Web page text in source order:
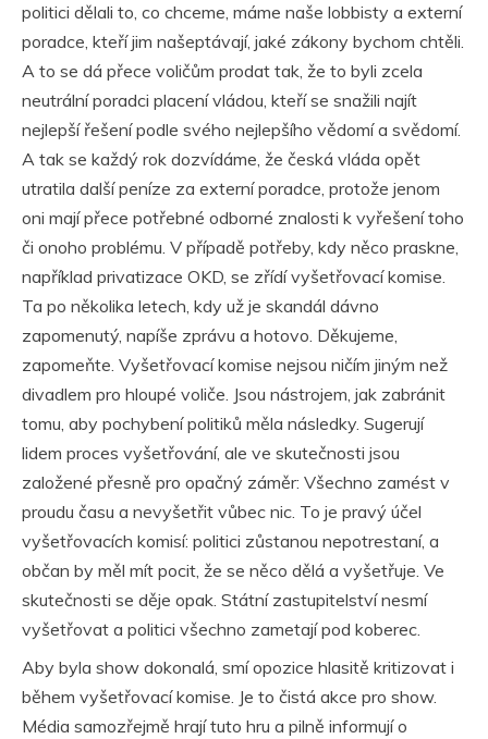
politici dělali to, co chceme, máme naše lobbisty a externí
poradce, kteří jim našeptávají, jaké zákony bychom chtěli.
A to se dá přece voličům prodat tak, že to byli zcela
neutrální poradci placení vládou, kteří se snažili najít
nejlepší řešení podle svého nejlepšího vědomí a svědomí.
A tak se každý rok dozvídáme, že česká vláda opět
utratila další peníze za externí poradce, protože jenom
oni mají přece potřebné odborné znalosti k vyřešení toho
či onoho problému. V případě potřeby, kdy něco praskne,
například privatizace OKD, se zřídí vyšetřovací komise.
Ta po několika letech, kdy už je skandál dávno
zapomenutý, napíše zprávu a hotovo. Děkujeme,
zapomeňte. Vyšetřovací komise nejsou ničím jiným než
divadlem pro hloupé voliče. Jsou nástrojem, jak zabránit
tomu, aby pochybení politiků měla následky. Sugerují
lidem proces vyšetřování, ale ve skutečnosti jsou
založené přesně pro opačný záměr: Všechno zamést v
proudu času a nevyšetřit vůbec nic. To je pravý účel
vyšetřovacích komisí: politici zůstanou nepotrestaní, a
občan by měl mít pocit, že se něco dělá a vyšetřuje. Ve
skutečnosti se děje opak. Státní zastupitelství nesmí
vyšetřovat a politici všechno zametají pod koberec.
Aby byla show dokonalá, smí opozice hlasitě kritizovat i
během vyšetřovací komise. Je to čistá akce pro show.
Média samozřejmě hrají tuto hru a pilně informují o